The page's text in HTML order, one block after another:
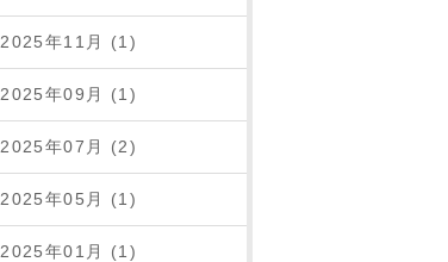
2025年11月 (1)
2025年09月 (1)
2025年07月 (2)
2025年05月 (1)
2025年01月 (1)